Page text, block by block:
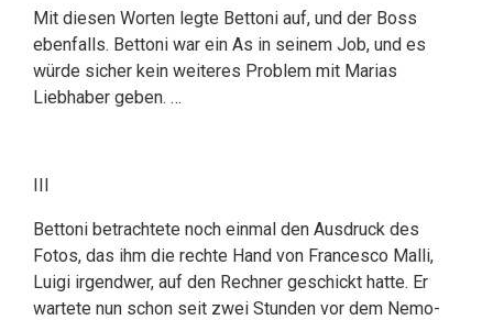
Mit diesen Worten legte Bettoni auf, und der Boss
ebenfalls. Bettoni war ein As in seinem Job, und es
würde sicher kein weiteres Problem mit Marias
Liebhaber geben. …
III
Bettoni betrachtete noch einmal den Ausdruck des
Fotos, das ihm die rechte Hand von Francesco Malli,
Luigi irgendwer, auf den Rechner geschickt hatte. Er
wartete nun schon seit zwei Stunden vor dem Nemo-